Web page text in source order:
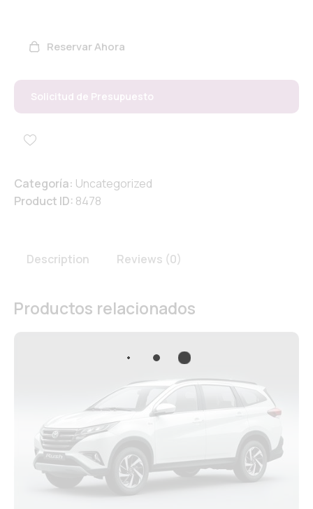
Reservar Ahora
Solicitud de Presupuesto
Categoría: Uncategorized
Product ID: 8478
Description Reviews (0)
Productos relacionados